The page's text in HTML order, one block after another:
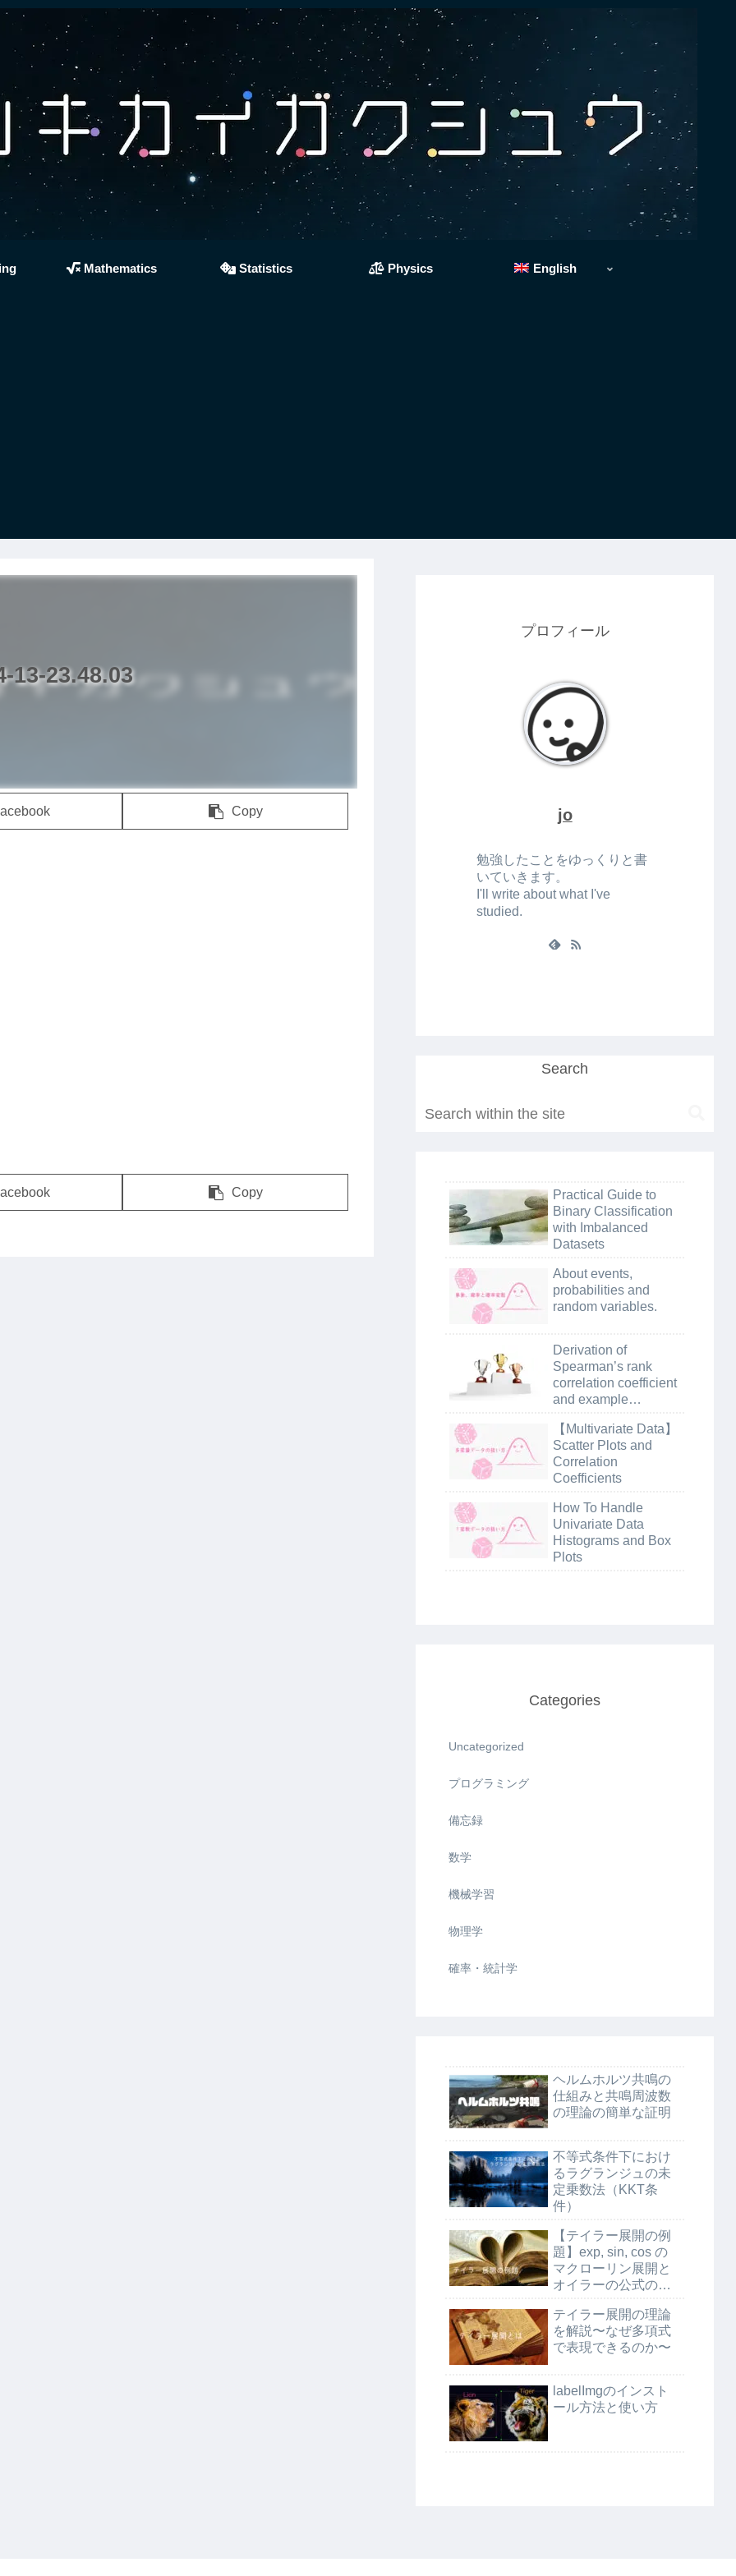
Mathematics Statistics Physics English
13-23.48.03
Copy
Copy
プロフィール
jo
勉強したことをゆっくりと書
いていきます。
I'll write about what I've
studied.
Search
Practical Guide to
Binary Classification
with Imbalanced
Datasets
About events,
probabilities and
random variables.
Derivation of
Spearman’s rank
correlation coefficient
and example
python
【Multivariate Data】
Scatter Plots and
Correlation
Coefficients
How To Handle
Univariate Data
Histograms and Box
Plots
Categories
Uncategorized
プログラミング
備忘録
数学
機械学習
物理学
確率・統計学
ヘルムホルツ共鳴の
仕組みと共鳴周波数
の理論の簡単な証明
不等式条件下におけ
るラグランジュの未
定乗数法（KKT条
件）
【テイラー展開の例
題】exp, sin, cos の
マクローリン展開と
オイラーの公式の証
テイラー展開の理論
を解説〜なぜ多項式
で表現できるのか〜
labelImgのインスト
ール方法と使い方